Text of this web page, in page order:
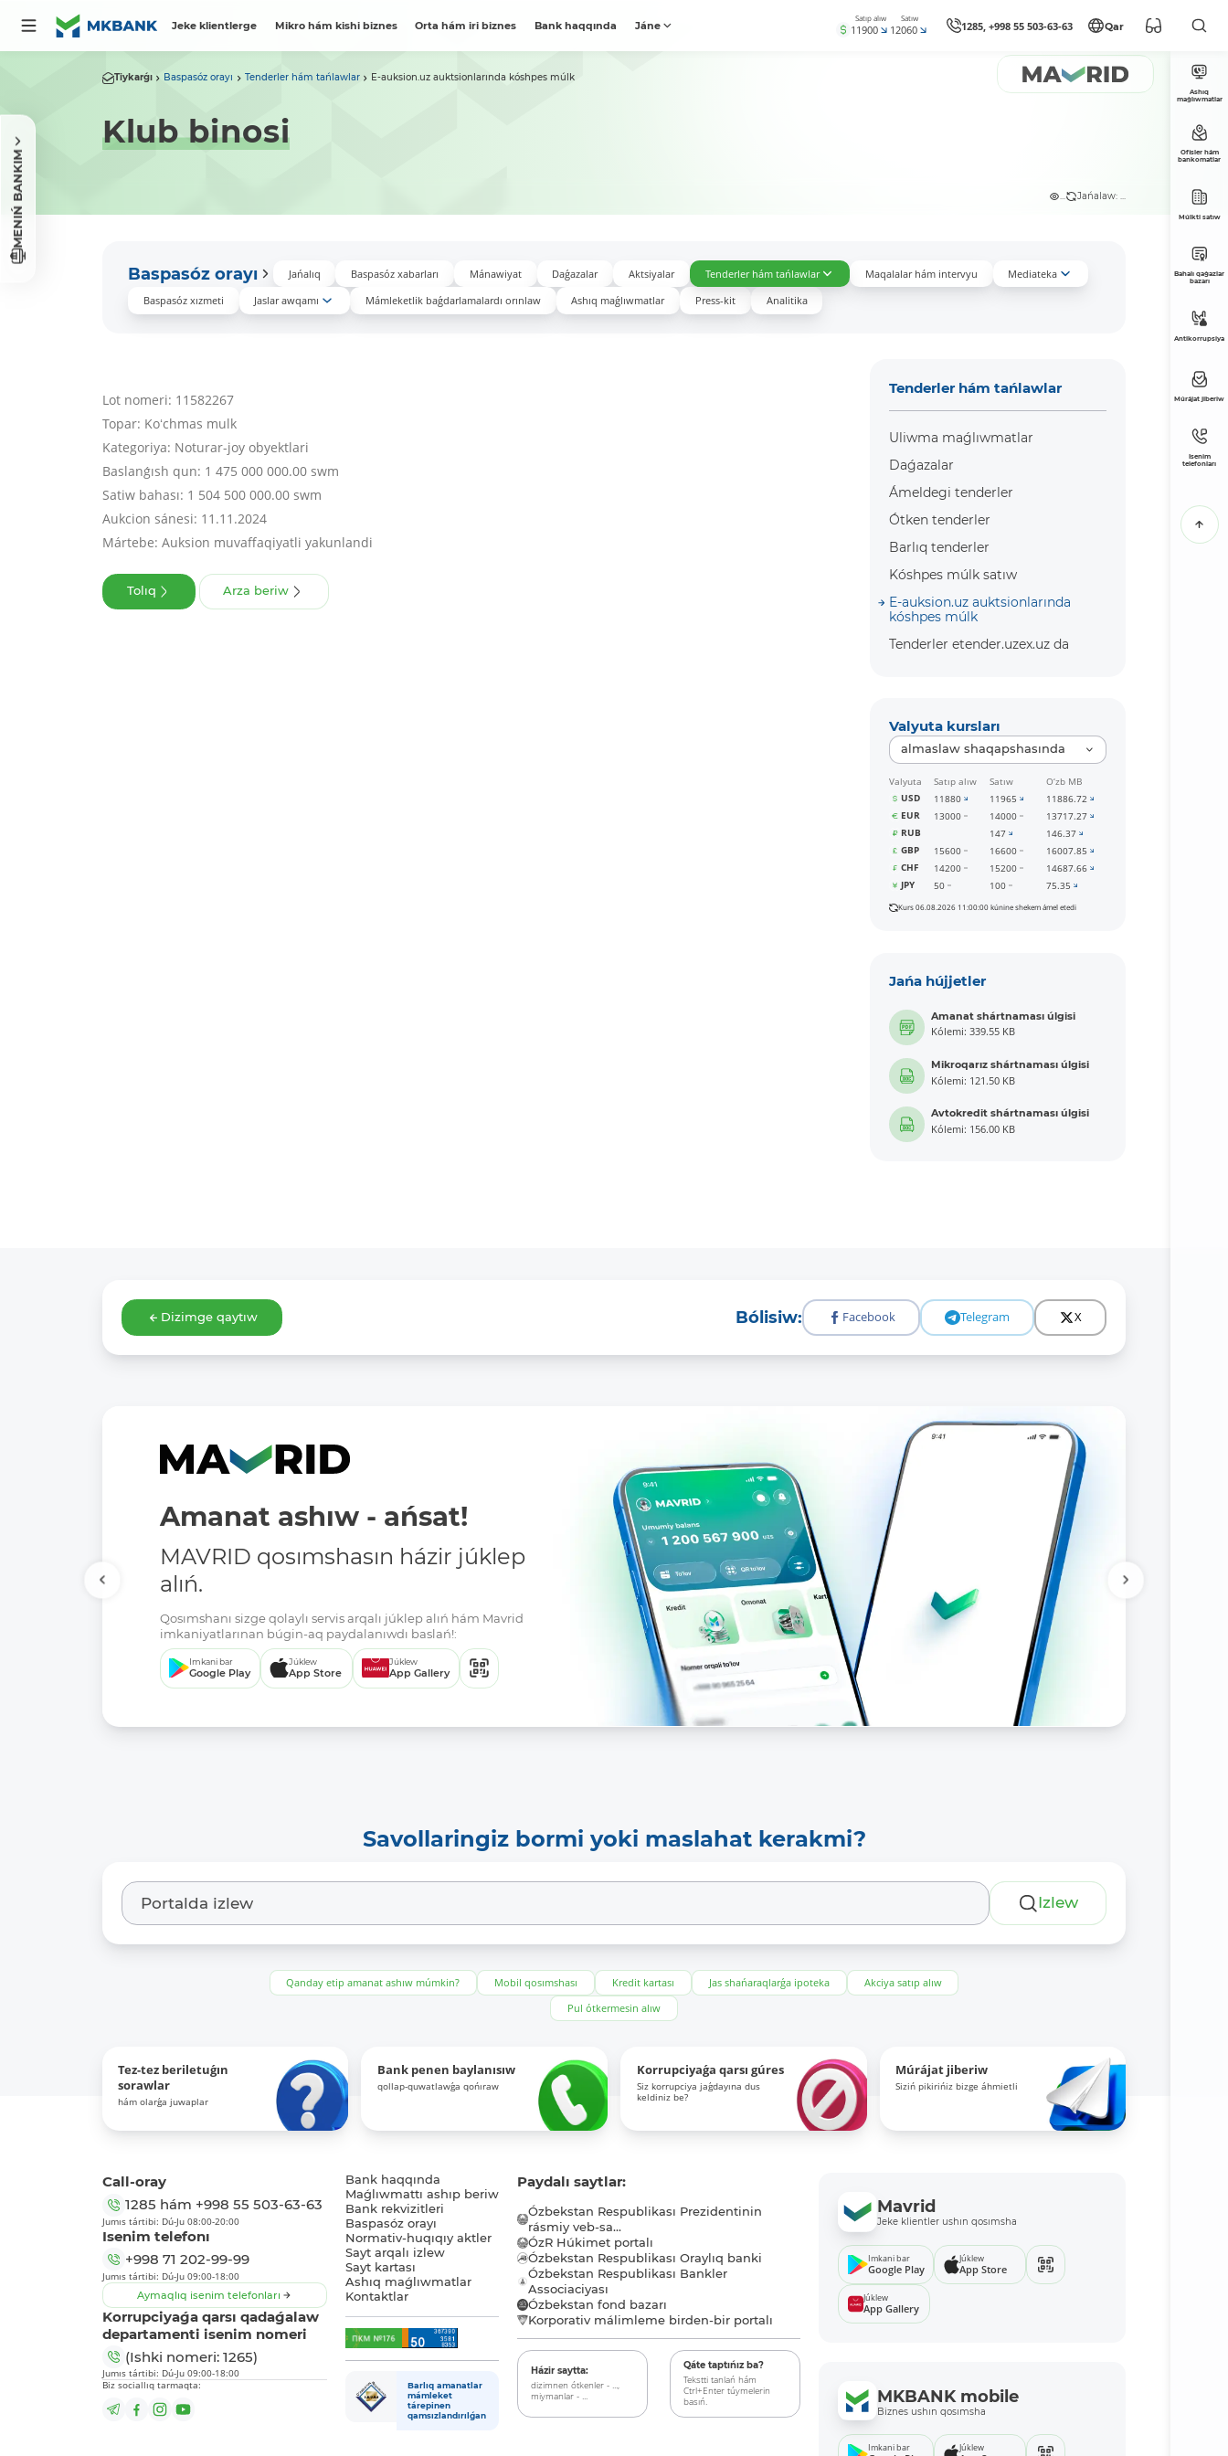
Jeke klientlerge Mikro hám kishi biznes Orta hám iri biznes Bank haqqında Jáne
Satıp alıw
11900
Satıw
12060 1285, +998 55 503-63-63 Qar
MENIŃ BANKIM
Tiykarǵı Baspasóz orayı Tenderler hám tańlawlar E-auksion.uz auktsionlarında kóshpes múlk
Klub binosi
... Jańalaw: ...
Baspasóz orayı Jańalıq Baspasóz xabarları Mánawiyat Daǵazalar Aktsiyalar Tenderler hám tańlawlar Maqalalar hám intervyu
Mediateka
Baspasóz xızmeti
Jaslar awqamı Mámleketlik baǵdarlamalardı orınlaw Ashıq maǵlıwmatlar Press-kit Analitika
Lot nomeri: 11582267
Topar: Koʻchmas mulk
Kategoriya: Noturar-joy obyektlari
Baslanǵısh qun: 1 475 000 000.00 swm
Satiw bahası: 1 504 500 000.00 swm
Aukcion sánesi: 11.11.2024
Mártebe: Auksion muvaffaqiyatli yakunlandi
Tolıq Arza beriw
Tenderler hám tańlawlar
Uliwma maǵlıwmatlar
Daǵazalar
Ámeldegi tenderler
Ótken tenderler
Barlıq tenderler
Kóshpes múlk satıw
E-auksion.uz auktsionlarında
kóshpes múlk
Tenderler etender.uzex.uz da
Valyuta kursları
almaslaw shaqapshasında
Valyuta Satıp alıw Satıw
O‘zb MB
USD
11880 11965
11886.72
EUR
13000 14000
13717.27
RUB
147
146.37
GBP
15600 16600
16007.85
CHF
14200 15200
14687.66
JPY
50 100 75.35
Kurs 06.08.2026 11:00:00 kúnine shekem ámel etedi
Jańa hújjetler
Amanat shártnaması úlgisi
Kólemi: 339.55 KB
Mikroqarız shártnaması úlgisi
Kólemi: 121.50 KB
Avtokredit shártnaması úlgisi
Kólemi: 156.00 KB
Dizimge qaytıw Bólisiw: Facebook Telegram X
Amanat ashıw - ańsat!
MAVRID qosımshasın házir júklep
alıń.
Qosımshanı sizge qolaylı servis arqalı júklep alıń hám Mavrid
imkaniyatlarınan búgin-aq paydalanıwdı baslań!:
Imkani bar
Google Play
Júklew
App Store
Júklew
App Gallery
Savollaringiz bormi yoki maslahat kerakmi?
Izlew
Qanday etip amanat ashıw múmkin? Mobil qosımshası Kredit kartası Jas shańaraqlarǵa ipoteka
Akciya satıp alıw
Pul ótkermesin alıw
Tez-tez beriletuǵın
sorawlar
hám olarǵa juwaplar
Bank penen baylanısıw
qollap-quwatlawǵa qońıraw
Korrupciyaǵa qarsı gúres
Siz korrupciya jaǵdayına dus
keldiniz be?
Múrájat jiberiw
Siziń pikirińiz bizge áhmietli
Ashıq
maǵlıwmatlar
Ofisler hám
bankomatlar
Múlkti satıw
Bahalı qaǵazlar
bazarı
Antikorrupsiya
Múrájat jiberiw
Isenim
telefonları
Call-oray
1285 hám +998 55 503-63-63
Jumıs tártibi: Dú-Ju 08:00-20:00
Isenim telefonı
+998 71 202-99-99
Jumıs tártibi: Dú-Ju 09:00-18:00
Aymaqlıq isenim telefonları
Korrupciyaǵa qarsı qadaǵalaw
departamenti isenim nomeri
(Ishki nomeri: 1265)
Jumıs tártibi: Dú-Ju 09:00-18:00
Biz sociallıq tarmaqta:
Bank haqqında
Maǵlıwmattı ashıp beriw
Bank rekvizitleri
Baspasóz orayı
Normativ-huqıqıy aktler
Sayt arqalı izlew
Sayt kartası
Ashıq maǵlıwmatlar
Kontaktlar
Barlıq amanatlar
mámleket
tárepinen
qamsızlandırılǵan
Paydalı saytlar:
Ózbekstan Respublikası Prezidentinin
rásmiy veb-sa...
ÓzR Húkimet portalı
Ózbekstan Respublikası Oraylıq banki
Ózbekstan Respublikası Bankler
Associaciyası
Ózbekstan fond bazarı
Korporativ málimleme birden-bir portalı
Házir saytta:
dizimnen ótkenler - ...,
miymanlar - ...
Qáte taptıńız ba?
Tekstti tanlań hám
Ctrl+Enter túymelerin
basıń.
Mavrid
Jeke klientler ushın qosımsha
Imkani bar
Google Play
Júklew
App Store
Júklew
App Gallery
MKBANK mobile
Biznes ushın qosımsha
Imkani bar Júklew